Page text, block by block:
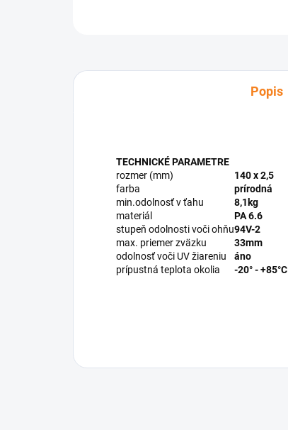
Popis
TECHNICKÉ PARAMETRE
rozmer (mm)
140 x 2,5
farba
prírodná
min.odolnosť v ťahu
8,1kg
materiál
PA 6.6
stupeň odolnosti voči ohňu94V-2
max. priemer zväzku
33mm
odolnosť voči UV žiareniu
áno
prípustná teplota okolia
-20° - +85°C